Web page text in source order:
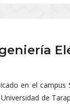
en el campus
de